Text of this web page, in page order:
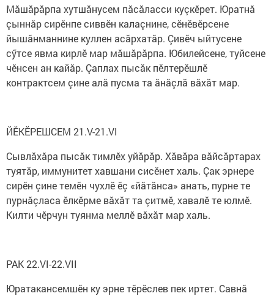
Мăшăрăрпа хутшăнусем пăсăласси куçкӗрет. Юратнă
çыннăр сирӗнпе сиввӗн калаçнине, сӗнӗвӗрсене
йышăнманнине куллен асăрхатăр. Çивӗч ыйтусене
сӳтсе явма кирлӗ мар мăшăрăрпа. Юбилейсене, туйсене
чӗнсен ан кайăр. Çаплах пысăк пӗлтерӗшлӗ
контрактсем çине алă пусма та ăнăçлă вăхăт мар.
ЙӖКӖРЕШСЕМ 21.V-21.VI
Сывлăхăра пысăк тимлӗх уйăрăр. Хăвăра вăйсăртарах
туятăр, иммунитет хавшани сисӗнет халь. Çак эрнере
сирӗн çине темӗн чухлӗ ӗç «йăтăнса» анать, пурне те
пурнăçласа ӗлкӗрме вăхăт та çитмӗ, хавалӗ те юлмӗ.
Килти чӗрчун туянма меллӗ вăхăт мар халь.
РАК 22.VI-22.VII
Юратакансемшӗн ку эрне тӗрӗслев пек иртет. Савнă